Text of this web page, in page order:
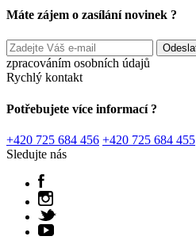
Máte zájem o zasílání novinek ?
zpracováním osobních údajů
Rychlý kontakt
Potřebujete více informací ?
+420 725 684 456 +420 725 684 455
Sledujte nás